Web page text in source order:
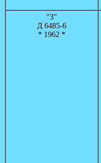
"3"
Д 6485-6
* 1962 *